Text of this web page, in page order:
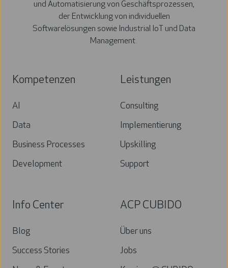
und Automatisierung von Geschäftsprozessen,
der Entwicklung von individuellen
Softwarelösungen sowie Industrial IoT und Data
Management.
Kompetenzen
AI
Data
Business Processes
Development
Leistungen
Consulting
Implementierung
Upskilling
Support
Info Center
Blog
Success Stories
ACP CUBIDO
Über uns
Jobs